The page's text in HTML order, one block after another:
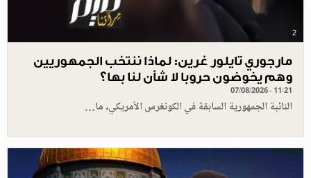
2
مارجوري تايلور غرين: لماذا ننتخب الجمهوريين
وهم يخوضون حروبا لا شأن لنا بها؟
07/08/2026 - 11:21
النائبة الجمهورية السابقة في الكونغرس الأمريكي، ما…